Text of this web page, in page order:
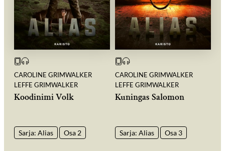
CAROLINE GRIMWALKER
LEFFE GRIMWALKER
Koodinimi Volk
Sarja: Alias Osa 2
CAROLINE GRIMWALKER
LEFFE GRIMWALKER
Kuningas Salomon
Sarja: Alias Osa 3